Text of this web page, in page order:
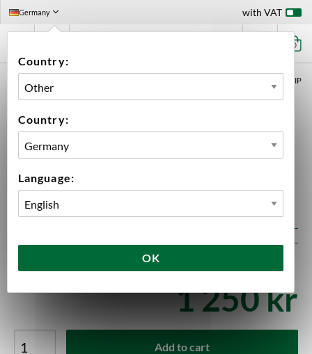
Germany
Country:
Country:
Language:
OK
with VAT
0
CERTIFIKAT IP
Certifikat IP
1 250 kr
Add to cart